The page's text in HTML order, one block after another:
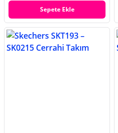
Sepete Ekle